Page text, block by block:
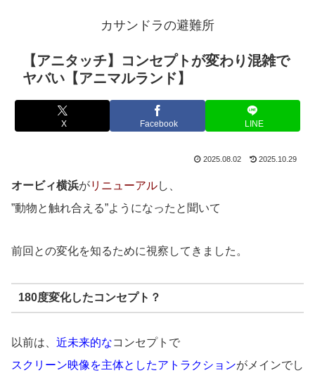
カサンドラの避難所
【アニタッチ】コンセプトが変わり混雑で
ヤバい【アニマルランド】
X Facebook LINE
2025.08.02 2025.10.29
オービィ横浜がリニューアルし、
”動物と触れ合える”ようになったと聞いて
前回との変化を知るために視察してきました。
180度変化したコンセプト？
以前は、 近未来的なコンセプトで
スクリーン映像を主体としたアトラクションがメインでし